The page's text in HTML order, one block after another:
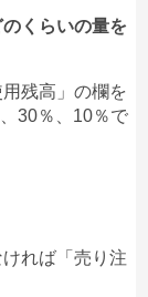
のくらいの量を
残高」の欄を
30％、10％で
れば「売り注